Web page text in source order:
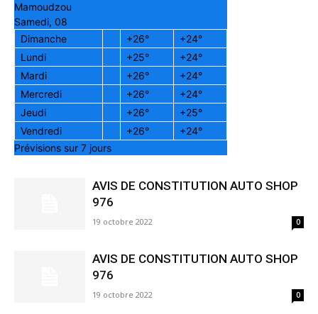
Mamoudzou
Samedi, 08
Dimanche
+26° +24°
Lundi
+25° +24°
Mardi
+26° +24°
Mercredi
+26° +24°
Jeudi
+26° +25°
Vendredi
+26° +24°
Prévisions sur 7 jours
AVIS DE CONSTITUTION AUTO SHOP
976
19 octobre 2022 0
AVIS DE CONSTITUTION AUTO SHOP
976
19 octobre 2022 0